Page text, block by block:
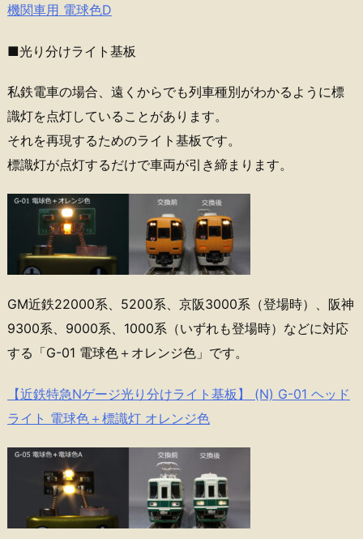
機関車用 電球色D
■光り分けライト基板
私鉄電車の場合、遠くからでも列車種別がわかるように標
識灯を点灯していることがあります。
それを再現するためのライト基板です。
標識灯が点灯するだけで車両が引き締まります。
GM近鉄22000系、5200系、京阪3000系（登場時）、阪神
9300系、9000系、1000系（いずれも登場時）などに対応
する「G-01 電球色＋オレンジ色」です。
【近鉄特急Nゲージ光り分けライト基板】 (N) G-01 ヘッド
ライト 電球色＋標識灯 オレンジ色